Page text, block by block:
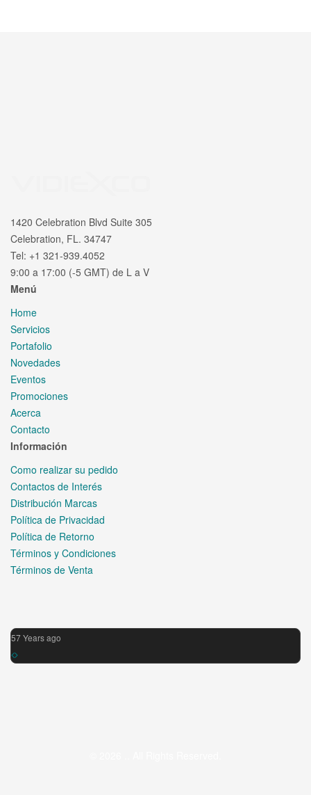
1420 Celebration Blvd Suite 305
Celebration, FL. 34747
Tel: +1 321-939.4052
9:00 a 17:00 (-5 GMT) de L a V
Menú
Home
Servicios
Portafolio
Novedades
Eventos
Promociones
Acerca
Contacto
Información
Como realizar su pedido
Contactos de Interés
Distribución Marcas
Política de Privacidad
Política de Retorno
Términos y Condiciones
Términos de Venta
57 Years ago